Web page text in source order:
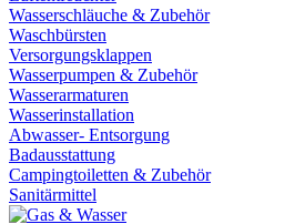
Wasserschläuche & Zubehör
Waschbürsten
Versorgungsklappen
Wasserpumpen & Zubehör
Wasserarmaturen
Wasserinstallation
Abwasser- Entsorgung
Badausstattung
Campingtoiletten & Zubehör
Sanitärmittel